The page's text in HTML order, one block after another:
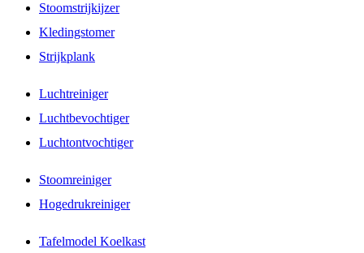
Stoomstrijkijzer
Kledingstomer
Strijkplank
Luchtreiniger
Luchtbevochtiger
Luchtontvochtiger
Stoomreiniger
Hogedrukreiniger
Tafelmodel Koelkast